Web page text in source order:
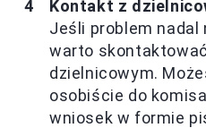
Kontakt z
Jeśli problem nadal
warto
dzielnicowym.
osobiście do
wniosek w formie